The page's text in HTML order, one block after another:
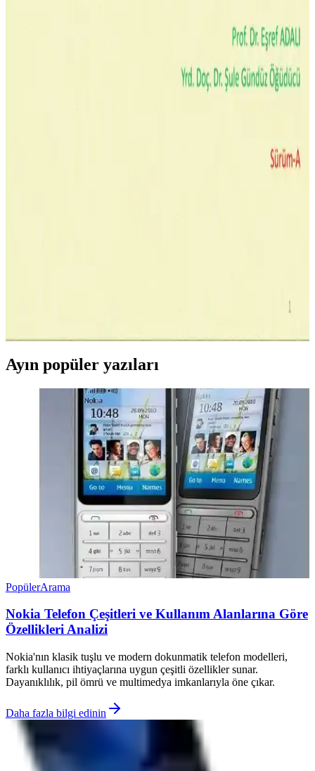
riskli olup performans düşüşüne yol açar. Sıcaklığı kontrol ederek
Powermaster PWR-511 Gri Termal Macun Yüksek
Performanslı Isı İletkenliği Özelliğiyle
Modern CPU'lar çok çekirdekli yapılar, yüksek saat hızları ve enerji
tasarrufu teknolojileriyle cihazların performansını artırıyor ve enerji
Ayın popüler yazıları
PopülerArama
Nokia Telefon Çeşitleri ve Kullanım Alanlarına Göre
Özellikleri Analizi
Nokia'nın klasik tuşlu ve modern dokunmatik telefon modelleri,
farklı kullanıcı ihtiyaçlarına uygun çeşitli özellikler sunar.
Dayanıklılık, pil ömrü ve multimedya imkanlarıyla öne çıkar.
Daha fazla bilgi edinin